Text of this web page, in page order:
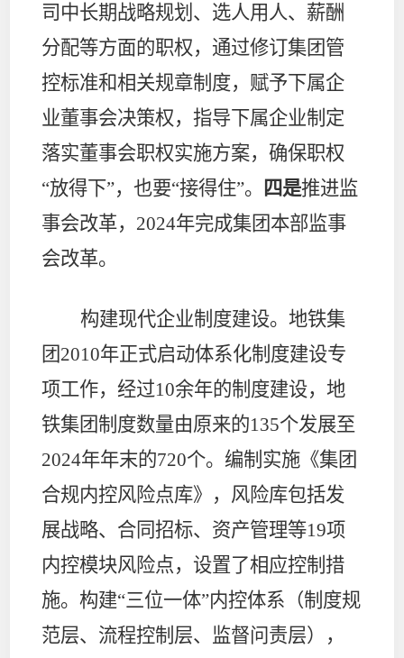
司中长期战略规划、选人用人、薪酬
分配等方面的职权，通过修订集团管
控标准和相关规章制度，赋予下属企
业董事会决策权，指导下属企业制定
落实董事会职权实施方案，确保职权
“放得下”，也要“接得住”。
四是推进监
事会改革， 2024年完成集团本部监事
会改革。
构建现代企业制度建设。 地铁集
团 2010年正式启动体系化制度建设专
项工作，经过10余年的制度建设，地
铁集团制度数量由原来的135个发展至
2024年年末的720个。编制实施《集团
合规内控风险点库》，风险库包括发
展战略、合同招标、资产管理等19项
内控模块风险点，设置了相应控制措
施。构建“三位一体”内控体系（制度规
范层、流程控制层、监督问责层），